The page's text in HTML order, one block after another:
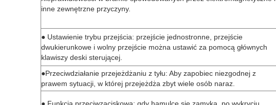
inne zewnętrzne przyczyny.
● Ustawienie trybu przejścia: przejście jednostronne, przejście
dwukierunkowe i wolny przejście można ustawić za pomocą głównych
klawiszy deski sterującej.
●Przeciwdziałanie przejeżdżaniu z tyłu: Aby zapobiec niezgodnej z
prawem sytuacji, w której przejeżdża zbyt wiele osób naraz.